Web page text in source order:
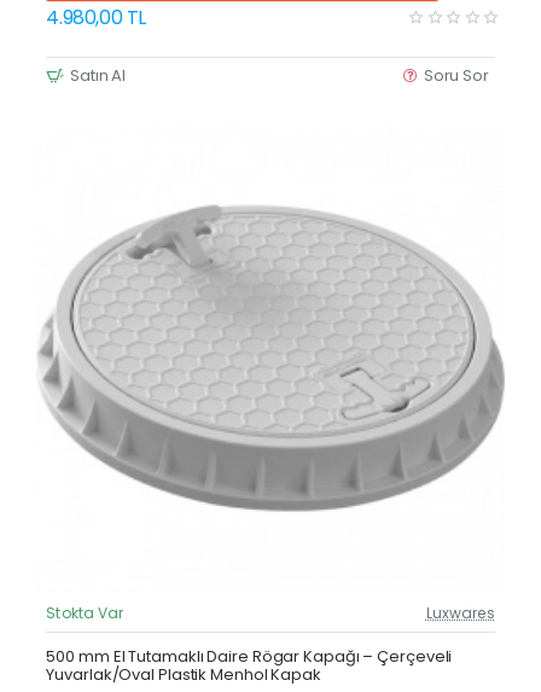
4.980,00 TL
Satın Al Soru Sor
Güncel Fiyat
Yeni Ürün
Stokta Var Luxwares
500 mm El Tutamaklı Daire Rögar Kapağı – Çerçeveli
Yuvarlak/Oval Plastik Menhol Kapak